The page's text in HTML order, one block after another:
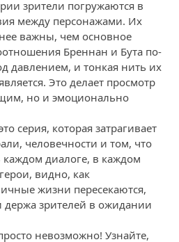
зрители погружаются в
между персонажами. Их
важны, чем основное
Бреннан и Бута по-
давлением, и тонкая нить их
Это делает просмотр
но и эмоционально
серия, которая затрагивает
человечности и том, что
диалоге, в каждом
видно, как
жизни пересекаются,
держа зрителей в ожидании
невозможно! Узнайте,